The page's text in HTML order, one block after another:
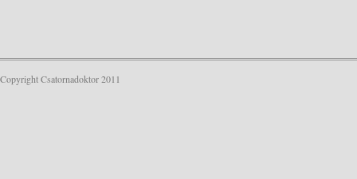
Copyright Csatornadoktor 2011